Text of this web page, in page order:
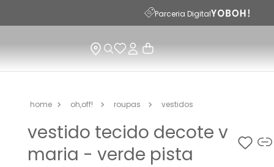
Parceria Digital
oh,off! roupas vestidos
vestido tecido decote v
maria - verde pista